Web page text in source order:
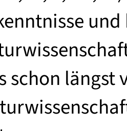
schon längst